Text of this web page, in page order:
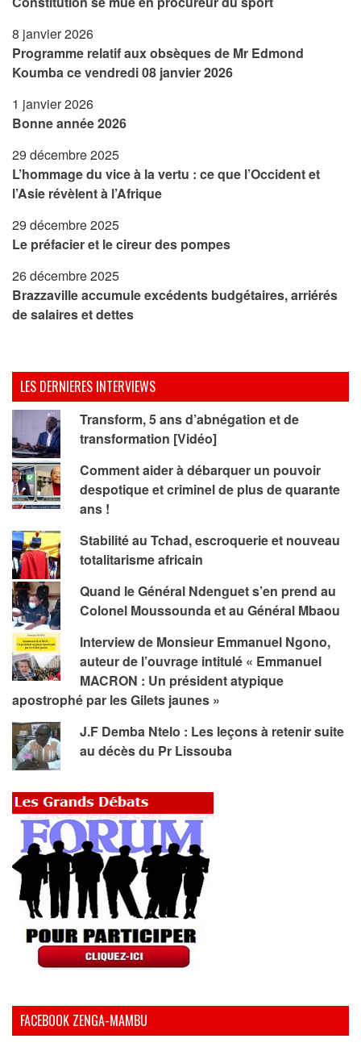
8 janvier 2026
Programme relatif aux obsèques de Mr Edmond
Koumba ce vendredi 08 janvier 2026
1 janvier 2026
Bonne année 2026
29 décembre 2025
L’hommage du vice à la vertu : ce que l’Occident et
l’Asie révèlent à l’Afrique
29 décembre 2025
Le préfacier et le cireur des pompes
26 décembre 2025
Brazzaville accumule excédents budgétaires, arriérés
de salaires et dettes
LES DERNIERES INTERVIEWS
Transform, 5 ans d’abnégation et de
transformation [Vidéo]
Comment aider à débarquer un pouvoir
despotique et criminel de plus de quarante
ans !
Stabilité au Tchad, escroquerie et nouveau
totalitarisme africain
Quand le Général Ndenguet s’en prend au
Colonel Moussounda et au Général Mbaou
Interview de Monsieur Emmanuel Ngono,
auteur de l’ouvrage intitulé « Emmanuel
MACRON : Un président atypique
apostrophé par les Gilets jaunes »
J.F Demba Ntelo : Les leçons à retenir suite
au décès du Pr Lissouba
FACEBOOK ZENGA-MAMBU